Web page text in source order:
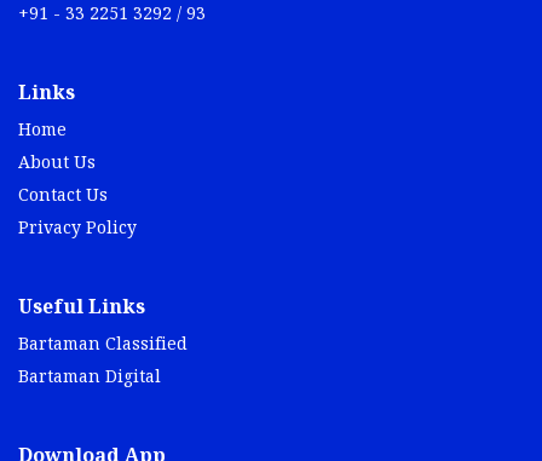
+91 - 33 2251 3292 / 93
Links
Home
About Us
Contact Us
Privacy Policy
Useful Links
Bartaman Classified
Bartaman Digital